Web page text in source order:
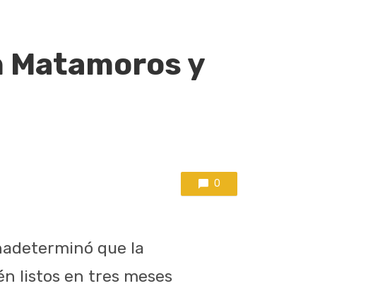
Matamoros y
0
que la
listos en tres meses